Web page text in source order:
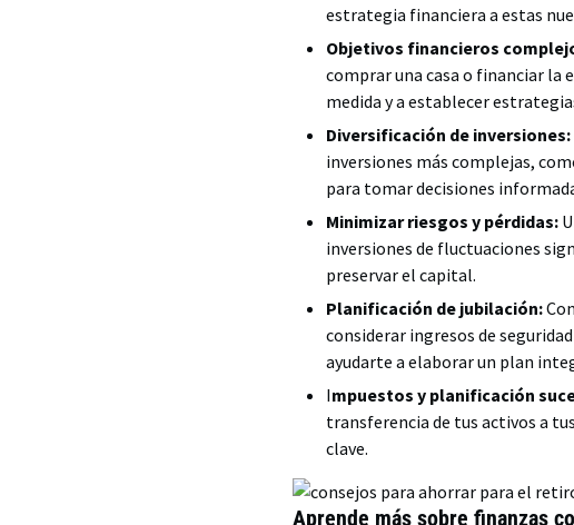
estrategia financiera a estas
Objetivos financieros
comprar una casa o financiar la
medida y a establecer
Diversificación de inversiones:
inversiones más complejas,
para tomar decisiones
Minimizar riesgos y pérdidas:
inversiones de fluctuaciones
preservar el capital.
Planificación de jubilación:
considerar ingresos de
ayudarte a elaborar un plan
Impuestos y planificación
transferencia de tus activos a
clave.
Aprende más sobre finanzas